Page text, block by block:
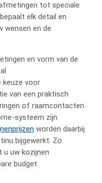
tot speciale
elk detail en
wensen en de
en vorm van de
keuze voor
van een praktisch
of raamcontacten
systeem zijn
worden daarbij
bijgewerkt. Zo
u uw kozijnen
budget.